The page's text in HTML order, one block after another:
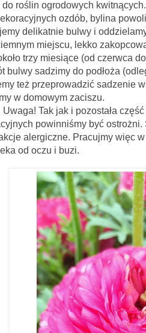
roślin ogrodowych kwitnących.
ozdób, bylina
delikatnie bulwy i
miejscu, lekko
trzy miesiące (od czerwca
bulwy sadzimy do podłoża
też przeprowadzić sadzenie
w domowym zaciszu.
i pozostała część rodzaju
powinniśmy być
alergiczne. Pracujmy więc
od oczu i buzi.